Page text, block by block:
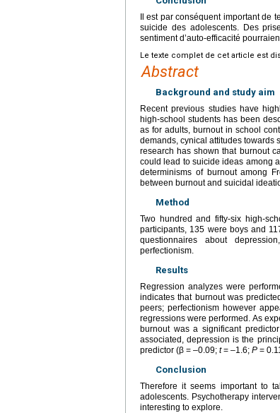
Il est par conséquent important
suicide des adolescents. Des
sentiment d’auto-efficacité
Le texte complet de cet article est
Abstract
Background and study aim
Recent previous studies have
high-school students has been
as for adults, burnout in school
demands, cynical attitudes towards
research has shown that burnout
could lead to suicide ideas among
determinisms of burnout among
between burnout and suicidal
Method
Two hundred and fifty-six high-
participants, 135 were boys and
questionnaires about
perfectionism.
Results
Regression analyzes were
indicates that burnout was
peers; perfectionism however
regressions were performed. As
burnout was a significant
associated, depression is the
predictor (β = –0.09; t = –1.6; P =
Conclusion
Therefore it seems important to
adolescents. Psychotherapy
interesting to explore.